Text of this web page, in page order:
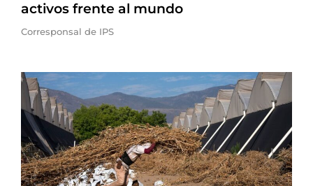
activos frente al mundo
Corresponsal de IPS